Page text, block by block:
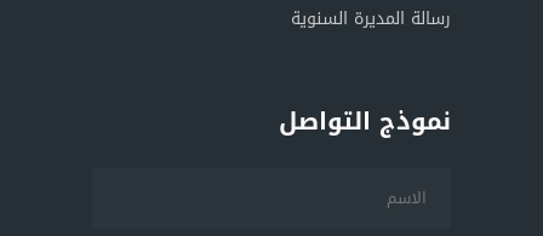
رسالة المديرة السنوية
نموذج التواصل